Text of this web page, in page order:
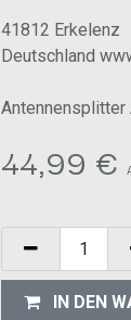
41812 Erkelenz
Deutschland
Antennensplitter
44,99 €
IN DEN